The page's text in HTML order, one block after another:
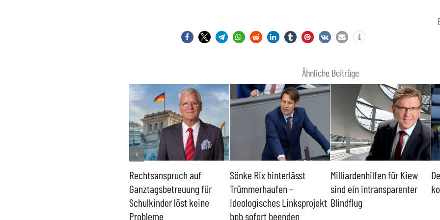
Ähnliche Beiträge
Sönke Rix hinterlässt
Trümmerhaufen –
Ideologisches Linksprojekt
bpb sofort beenden
Milliardenhilfen für Kiew
sind ein intransparenter
Blindflug
Der Überwachungsstaat
kommt durch die Hintertür